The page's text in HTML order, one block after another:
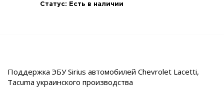
Статус: Есть в наличии
Поддержка ЭБУ Sirius автомобилей Chevrolet Lacetti,
Tacuma украинского производства